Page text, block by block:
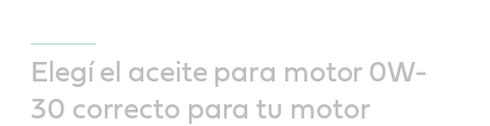
Elegí el aceite para motor 0W-
30 correcto para tu motor